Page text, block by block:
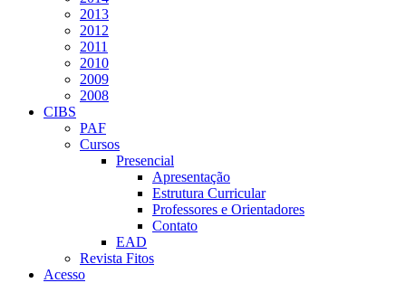
2013
2012
2011
2010
2009
2008
CIBS
PAF
Cursos
Presencial
Apresentação
Estrutura Curricular
Professores e Orientadores
Contato
EAD
Revista Fitos
Acesso